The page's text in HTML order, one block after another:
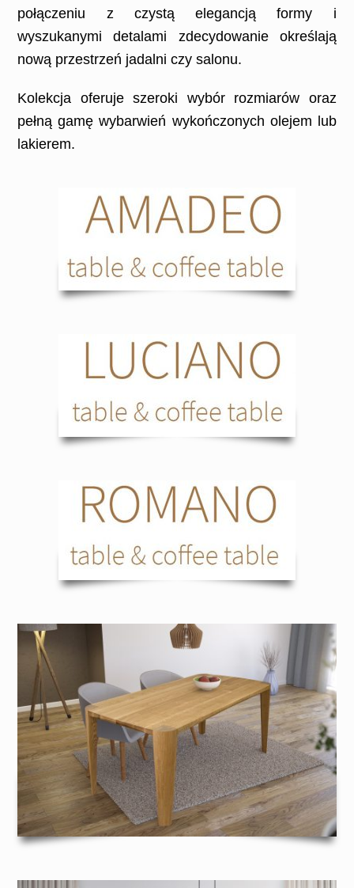
połączeniu z czystą elegancją formy i
wyszukanymi detalami zdecydowanie określają
nową przestrzeń jadalni czy salonu.
Kolekcja oferuje szeroki wybór rozmiarów oraz
pełną gamę wybarwień wykończonych olejem lub
lakierem.